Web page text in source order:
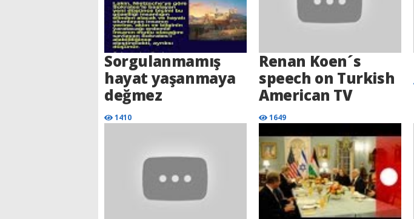
Sorgulanmamış
hayat yaşanmaya
değmez
1410
Renan Koen´s
speech on Turkish
American TV
1649